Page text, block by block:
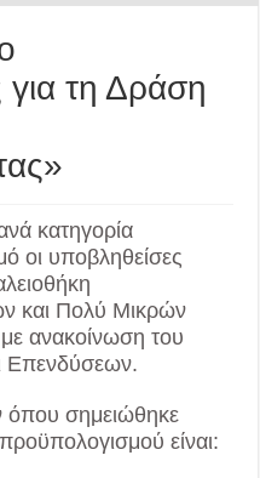
τη Δράση
κατηγορία
οι υποβληθείσες
και Πολύ Μικρών
ανακοίνωση του
Επενδύσεων.
όπου σημειώθηκε
είναι: